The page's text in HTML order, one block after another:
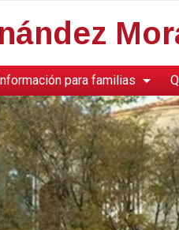
para familias